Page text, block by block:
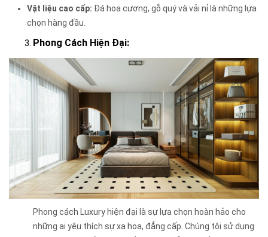
Vật liệu cao cấp: Đá hoa cương, gỗ quý và vải nỉ là những lựa
chọn hàng đầu.
Phong Cách Hiện Đại:
Phong cách Luxury hiện đại là sự lựa chọn hoàn hảo cho
những ai yêu thích sự xa hoa, đẳng cấp. Chúng tôi sử dụng